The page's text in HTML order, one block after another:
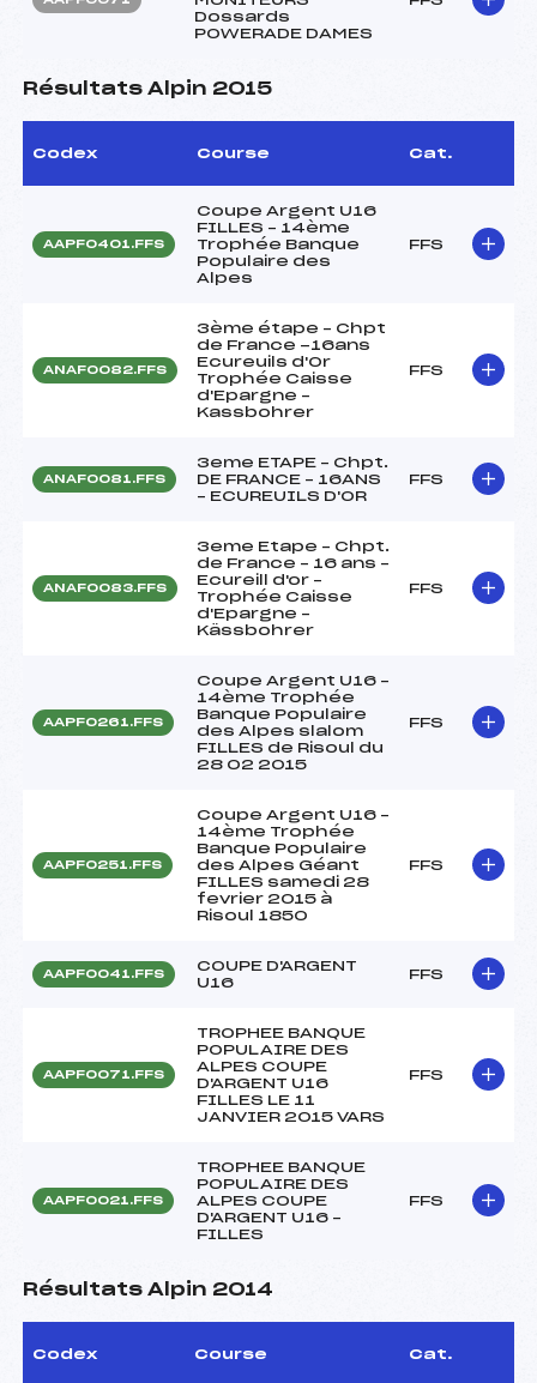
Dossards
POWERADE DAMES
Résultats Alpin 2015
Codex Course Cat.
AAPF0401.FFS
Coupe Argent U16
FILLES – 14ème
Trophée Banque
Populaire des
Alpes
FFS
ANAF0082.FFS
3ème étape – Chpt
de France -16ans
Ecureuils d'Or
Trophée Caisse
d'Epargne –
Kassbohrer
FFS
ANAF0081.FFS
3eme ETAPE – Chpt.
DE FRANCE – 16ANS
– ECUREUILS D'OR
FFS
ANAF0083.FFS
3eme Etape – Chpt.
de France – 16 ans –
Ecureill d'or –
Trophée Caisse
d'Epargne –
Kässbohrer
FFS
AAPF0261.FFS
Coupe Argent U16 –
14ème Trophée
Banque Populaire
des Alpes slalom
FILLES de Risoul du
28 02 2015
FFS
AAPF0251.FFS
Coupe Argent U16 –
14ème Trophée
Banque Populaire
des Alpes Géant
FILLES samedi 28
fevrier 2015 à
Risoul 1850
FFS
AAPF0041.FFS
COUPE D'ARGENT
U16
FFS
AAPF0071.FFS
TROPHEE BANQUE
POPULAIRE DES
ALPES COUPE
D'ARGENT U16
FILLES LE 11
JANVIER 2015 VARS
FFS
AAPF0021.FFS
TROPHEE BANQUE
POPULAIRE DES
ALPES COUPE
D'ARGENT U16 –
FILLES
FFS
Résultats Alpin 2014
Codex Course Cat.